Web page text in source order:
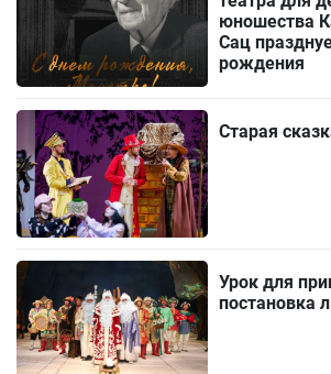
юношества
Сац
рождения
Старая
Урок для
постановка